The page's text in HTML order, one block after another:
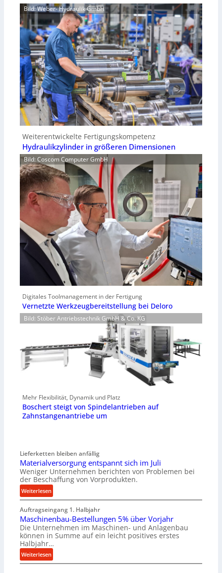
Bild: Weber- Hydraulik GmbH
Weiterentwickelte Fertigungskompetenz
Hydraulikzylinder in größeren Dimensionen
Bild: Coscom Computer GmbH
Digitales Toolmanagement in der Fertigung
Vernetzte Werkzeugbereitstellung bei Deloro
Bild: Stöber Antriebstechnik GmbH & Co. KG
Mehr Flexibilität, Dynamik und Platz
Boschert steigt von Spindelantrieben auf
Zahnstangenantriebe um
Lieferketten bleiben anfällig
Materialversorgung entspannt sich im Juli
Weniger Unternehmen berichten von Problemen bei
der Beschaffung von Vorprodukten.
Weiterlesen:
M
a
t
e
r
i
a
l
Auftragseingang 1. Halbjahr
Maschinenbau-Bestellungen 5% über Vorjahr
Die Unternehmen im Maschinen- und Anlagenbau
können in Summe auf ein leicht positives erstes
Halbjahr…
Weiterlesen:
M